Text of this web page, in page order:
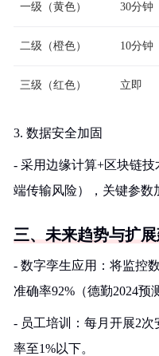
一级（黄色） 30分钟
二级（橙色） 10分钟
三级（红色） 立即
3. 数据安全加固
- 采用边缘计算+区块链
端传输风险），关键参数
三、未来趋势与扩
- 数字孪生应用：将监控
准确率92%（德勤2024预
- 员工培训：每月开展2
率至1%以下。